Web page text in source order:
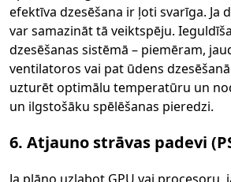
efektīva dzesēšana ir ļoti svarīga. Ja
var samazināt tā veiktspēju.
dzesēšanas sistēmā – piemēram,
ventilatoros vai pat ūdens
uzturēt optimālu temperatūru un
un ilgstošāku spēlēšanas pieredzi.
6. Atjauno strāvas padevi